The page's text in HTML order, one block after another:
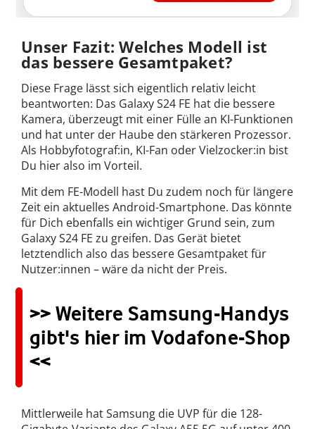
Unser Fazit: Welches Modell ist
das bessere Gesamtpaket?
Diese Frage lässt sich eigentlich relativ leicht
beantworten: Das Galaxy S24 FE hat die bessere
Kamera, überzeugt mit einer Fülle an KI-Funktionen
und hat unter der Haube den stärkeren Prozessor.
Als Hobbyfotograf:in, KI-Fan oder Vielzocker:in bist
Du hier also im Vorteil.
Mit dem FE-Modell hast Du zudem noch für längere
Zeit ein aktuelles Android-Smartphone. Das könnte
für Dich ebenfalls ein wichtiger Grund sein, zum
Galaxy S24 FE zu greifen. Das Gerät bietet
letztendlich also das bessere Gesamtpaket für
Nutzer:innen – wäre da nicht der Preis.
>> Weitere Samsung-Handys
gibt's hier im Vodafone-Shop
<<
Mittlerweile hat Samsung die UVP für die 128-